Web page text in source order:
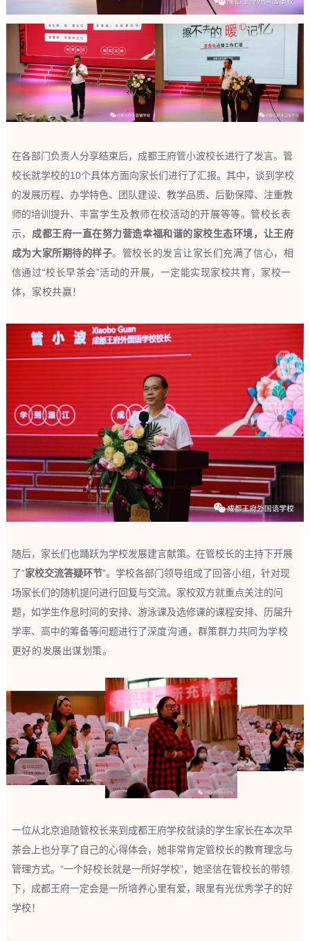
在各部门负责人分享结束后，成都王府管小波校长进行了发言。管
校长就学校的10个具体方面向家长们进行了汇报。 其中，谈到学校
的发展历程、办学特色、团队建设、教学品质、后勤保障、注重教
师的培训提升、 丰富学生及教师在校活动的开展等等。管校长表
示， 成都王府一直在努力营造幸福和谐的家校生态环境， 让王府
成为大家所期待的样子。 管校长的发言让家长们充满了信心，相
信通过“校长早茶会”活动的开展，一定能实现家校共育，家校一
体，家校共赢！
随后，家长们也踊跃为学校发展建言献策。在管校长的主持下开展
了“家校交流答疑环节”。学校各部门领导组成了回答小组，针对现
场家长们的随机提问进行回复与交流。家校双方就重点关注的问
题，如学生作息时间的安排、游泳课及选修课的课程安排、历届升
学率、高中的筹备等问题进行了深度沟通，群策群力共同为学校
更好的发展出谋划策。
一位从北京追随管校长来到成都王府学校就读的学生家长在本次早
茶会上也分享了自己的心得体会，她非常肯定管校长的教育理念与
管理方式。“一个好校长就是一所好学校”，她坚信在管校长的带领
下，成都王府一定会是一所培养心里有爱，眼里有光优秀学子的好
学校！